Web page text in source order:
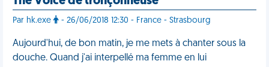
Par hk.exe - 26/06/2018 12:30 - France - Strasbourg
Aujourd'hui, de bon matin, je me mets à chanter sous la
douche. Quand j'ai interpellé ma femme en lui